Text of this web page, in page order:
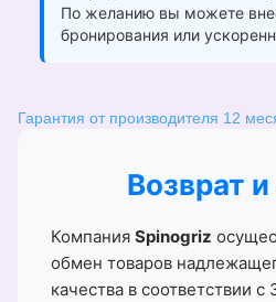
По желанию вы можете
бронирования или
Гарантия от производителя 12
Возврат
Компания Spinogriz
обмен товаров
качества в соответствии